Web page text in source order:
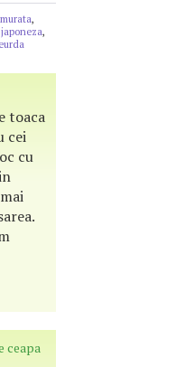
,
,
toaca
cei
cu
ceapa